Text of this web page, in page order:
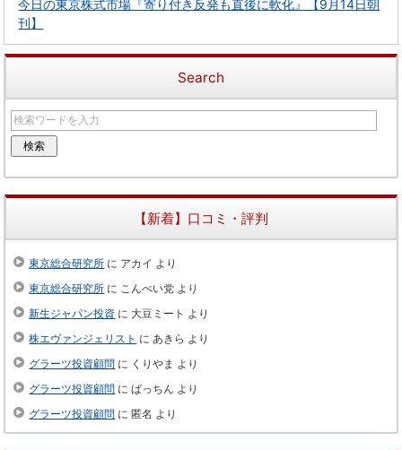
今日の東京株式市場『寄り付き反発も直後に軟化』【9月14日朝
刊】
Search
【新着】口コミ・評判
東京総合研究所 に アカイ より
東京総合研究所 に こんぺい党 より
新生ジャパン投資 に 大豆ミート より
株エヴァンジェリスト にあきら より
グラーツ投資顧問 に くりやま より
グラーツ投資顧問 にばっちん より
グラーツ投資顧問 に匿名 より